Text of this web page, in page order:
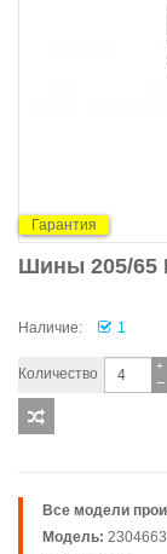
Гарантия
Шины 205/65
Наличие: 1
Количество −
+
Все модели
Модель: 2304663